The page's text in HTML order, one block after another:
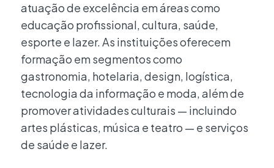
atuação de excelência em áreas como
educação profissional, cultura, saúde,
esporte e lazer. As instituições oferecem
formação em segmentos como
gastronomia, hotelaria, design, logística,
tecnologia da informação e moda, além de
promover atividades culturais — incluindo
artes plásticas, música e teatro — e serviços
de saúde e lazer.